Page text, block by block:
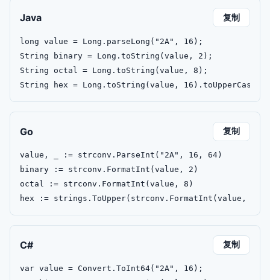
Java 复制
long value = Long.parseLong("2A", 16);
String binary = Long.toString(value, 2);
String octal = Long.toString(value, 8);
String hex = Long.toString(value, 16).toUpperCase();
Go 复制
value, _ := strconv.ParseInt("2A", 16, 64)
binary := strconv.FormatInt(value, 2)
octal := strconv.FormatInt(value, 8)
hex := strings.ToUpper(strconv.FormatInt(value, 16))
C# 复制
var value = Convert.ToInt64("2A", 16);